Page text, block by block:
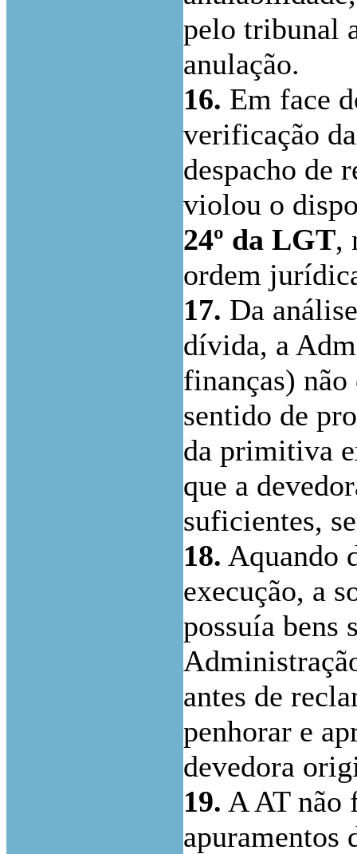
pelo tribunal
anulação.
16. Em face
verificação
despacho de
violou o
24º da LGT,
ordem
17. Da
dívida, a
finanças)
sentido de
da primitiva
que a
suficientes,
18. Aquando
execução, a
possuía bens
antes de
penhorar e
devedora
19. A AT não
apuramentos